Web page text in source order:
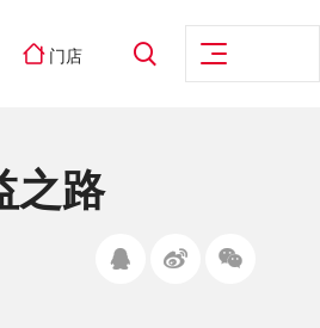
门店
之路